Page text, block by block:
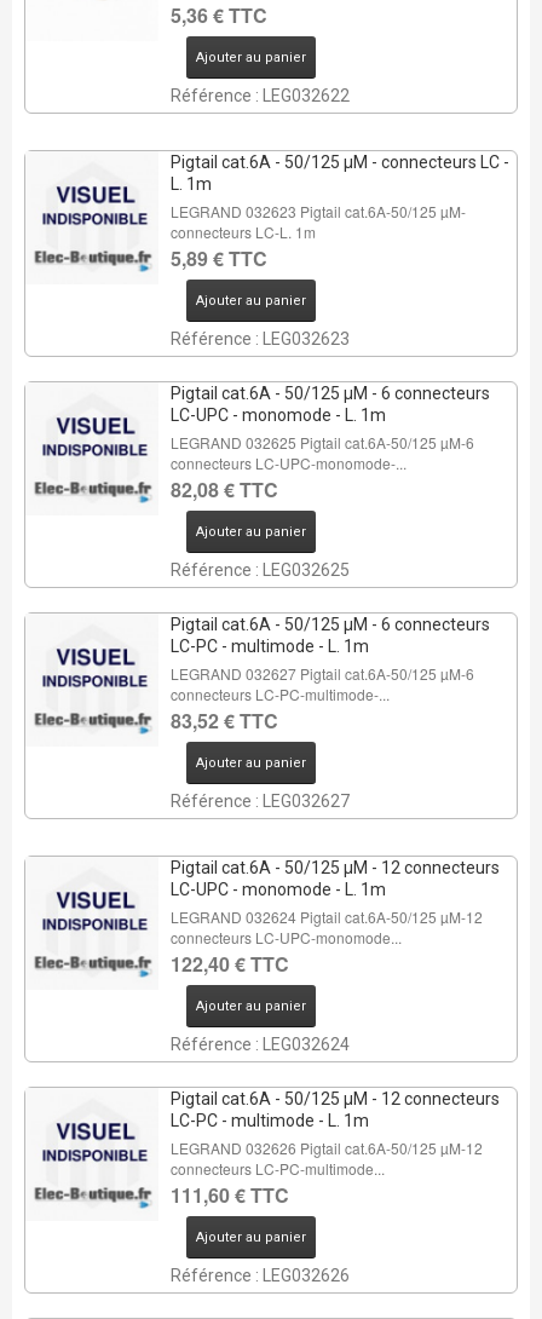
5,36 € TTC
Ajouter au panier
Référence : LEG032622
Pigtail cat.6A - 50/125 µM - connecteurs LC -
L. 1m
LEGRAND 032623 Pigtail cat.6A-50/125 µM-
connecteurs LC-L. 1m
5,89 € TTC
Ajouter au panier
Référence : LEG032623
Pigtail cat.6A - 50/125 µM - 6 connecteurs
LC-UPC - monomode - L. 1m
LEGRAND 032625 Pigtail cat.6A-50/125 µM-6
connecteurs LC-UPC-monomode-...
82,08 € TTC
Ajouter au panier
Référence : LEG032625
Pigtail cat.6A - 50/125 µM - 6 connecteurs
LC-PC - multimode - L. 1m
LEGRAND 032627 Pigtail cat.6A-50/125 µM-6
connecteurs LC-PC-multimode-...
83,52 € TTC
Ajouter au panier
Référence : LEG032627
Pigtail cat.6A - 50/125 µM - 12 connecteurs
LC-UPC - monomode - L. 1m
LEGRAND 032624 Pigtail cat.6A-50/125 µM-12
connecteurs LC-UPC-monomode...
122,40 € TTC
Ajouter au panier
Référence : LEG032624
Pigtail cat.6A - 50/125 µM - 12 connecteurs
LC-PC - multimode - L. 1m
LEGRAND 032626 Pigtail cat.6A-50/125 µM-12
connecteurs LC-PC-multimode...
111,60 € TTC
Ajouter au panier
Référence : LEG032626